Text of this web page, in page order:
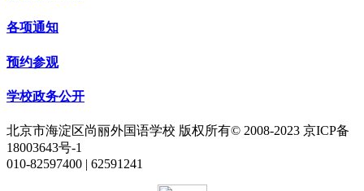
各项通知
预约参观
学校政务公开
北京市海淀区尚丽外国语学校 版权所有© 2008-2023 京ICP备
18003643号-1
010-82597400 | 62591241